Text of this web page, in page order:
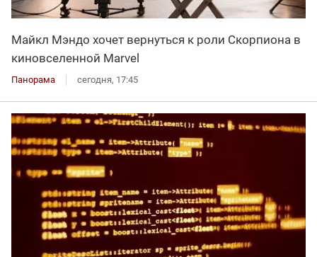
Майкл Мэндо хочет вернуться к роли Скорпиона в
киновселенной Marvel
Панорама сегодня, 17:45